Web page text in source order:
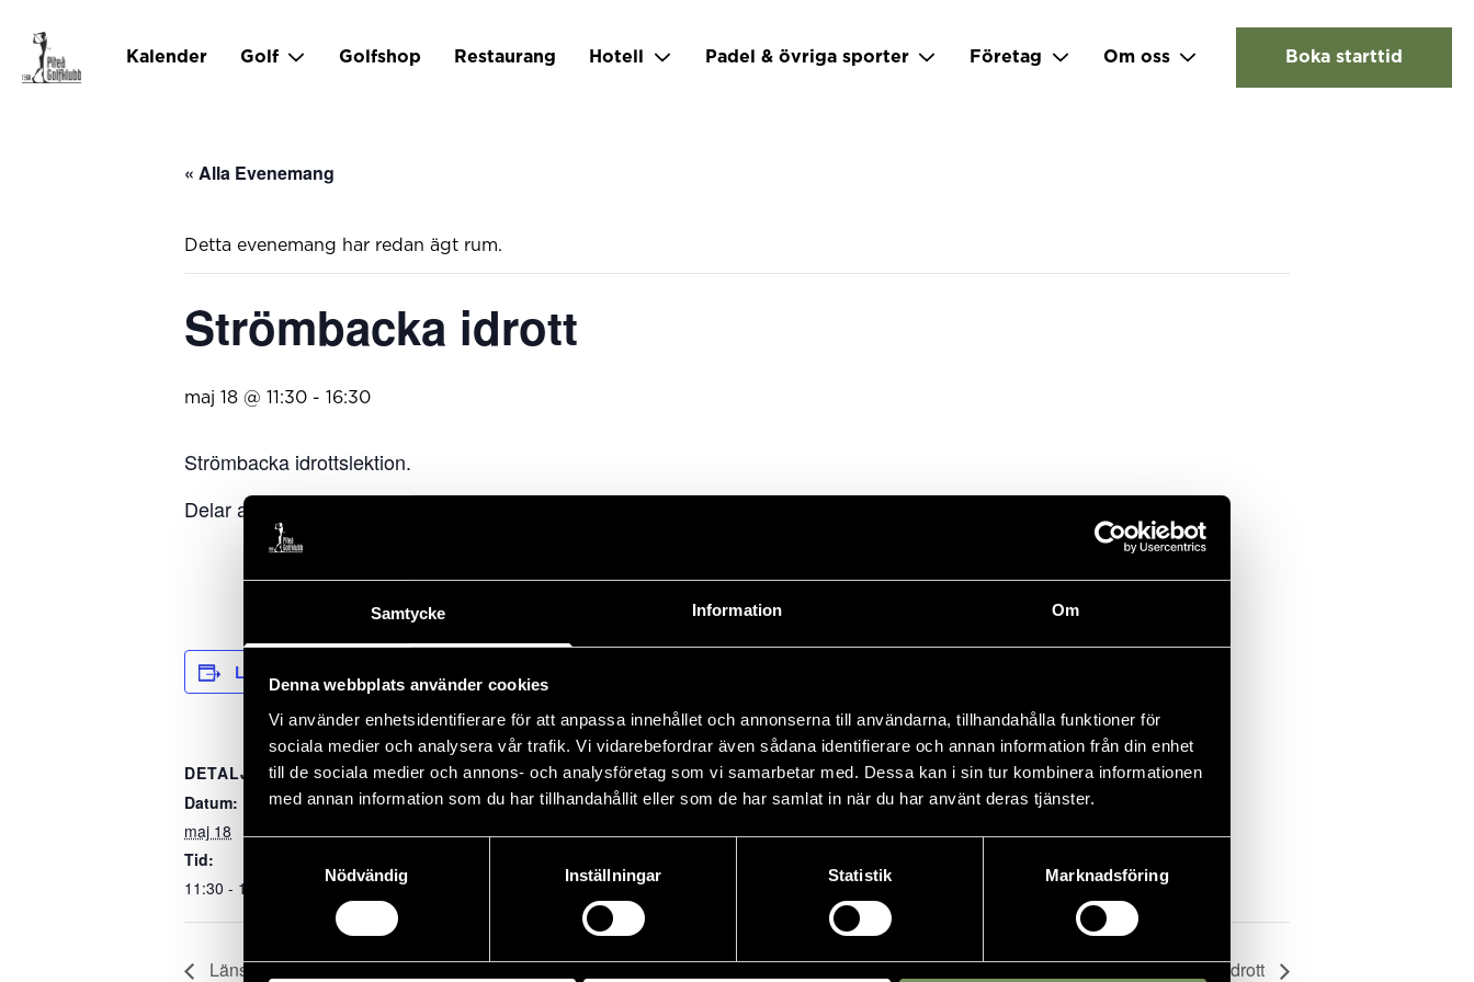
Samtycke Information Om
Denna webbplats använder cookies
Vi använder enhetsidentifierare för att anpassa innehållet och annonserna till användarna, tillhandahålla funktioner för
sociala medier och analysera vår trafik. Vi vidarebefordrar även sådana identifierare och annan information från din enhet
till de sociala medier och annons- och analysföretag som vi samarbetar med. Dessa kan i sin tur kombinera informationen
med annan information som du har tillhandahållit eller som de har samlat in när du har använt deras tjänster.
Nödvändig
Inställningar Statistik Marknadsföring
Kalender Golf Golfshop Restaurang Hotell Padel & övriga sporter Företag Om oss Boka starttid
« Alla Evenemang
Detta evenemang har redan ägt rum.
Strömbacka idrott
maj 18 @ 11:30 - 16:30
Strömbacka idrottslektion.
Delar av rangen abonnerad
Lägg till i kalender
DETALJER
Datum:
maj 18
Tid:
11:30 - 16:30
Läns match Norrbotten vs Västerbotten Strömbacka Idrott